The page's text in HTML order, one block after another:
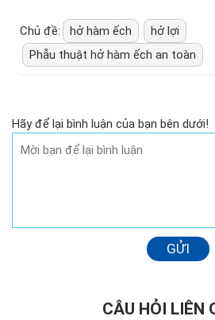
Chủ đề: hở hàm ếch
hở lợi
Phẫu thuật hở hàm ếch an toàn
Hãy để lại bình luận của bạn bên dưới!
GỬI
CÂU HỎI LIÊN